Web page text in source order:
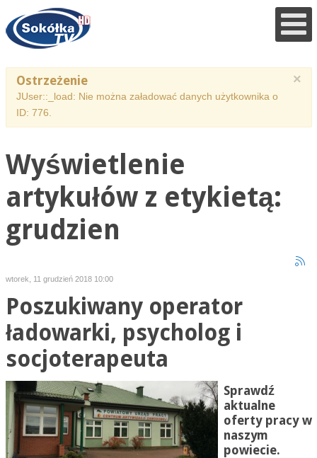
×
Ostrzeżenie
JUser::_load: Nie można załadować danych użytkownika o
ID: 776.
Wyświetlenie
artykułów z etykietą:
grudzien
wtorek, 11 grudzień 2018 10:00
Poszukiwany operator
ładowarki, psycholog i
socjoterapeuta
Sprawdź
aktualne
oferty pracy w
naszym
powiecie.